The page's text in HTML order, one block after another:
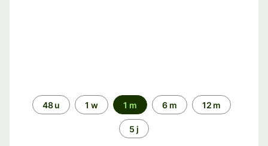
Periode48 u 1 w 1 m 6 m 12 m
5 j